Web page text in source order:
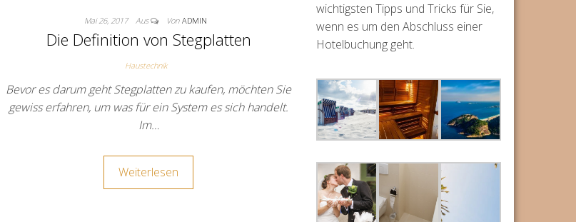
Mai 26, 2017 Aus Von ADMIN
Die Definition von Stegplatten
Haustechnik
Bevor es darum geht Stegplatten zu kaufen, möchten Sie
gewiss erfahren, um was für ein System es sich handelt.
Im…
Weiterlesen
wichtigsten Tipps und Tricks für Sie,
wenn es um den Abschluss einer
Hotelbuchung geht.